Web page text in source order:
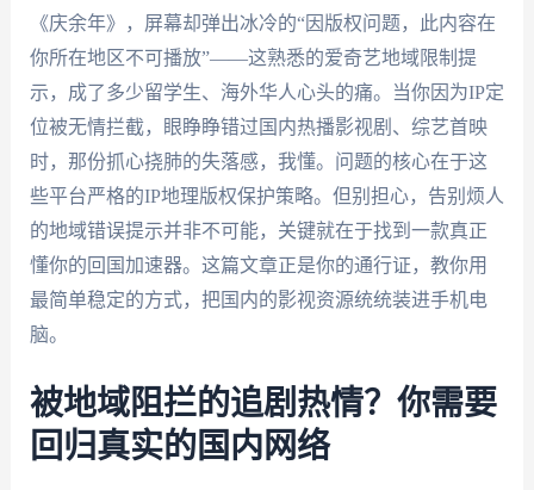
《庆余年》，屏幕却弹出冰冷的“因版权问题，此内容在
你所在地区不可播放”——这熟悉的爱奇艺地域限制提
示，成了多少留学生、海外华人心头的痛。当你因为IP定
位被无情拦截，眼睁睁错过国内热播影视剧、综艺首映
时，那份抓心挠肺的失落感，我懂。问题的核心在于这
些平台严格的IP地理版权保护策略。但别担心，告别烦人
的地域错误提示并非不可能，关键就在于找到一款真正
懂你的回国加速器。这篇文章正是你的通行证，教你用
最简单稳定的方式，把国内的影视资源统统装进手机电
脑。
被地域阻拦的追剧热情？你需要
回归真实的国内网络